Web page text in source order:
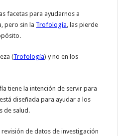
facetas para ayudarnos a
pero sin la Trofología, las pierde
(Trofología) y no en los
tiene la intención de servir para
diseñada para ayudar a los
de salud.
de datos de investigación